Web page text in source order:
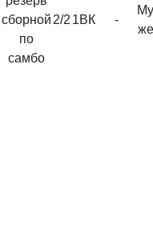
сборной
по
самбо
2/2 1ВК -